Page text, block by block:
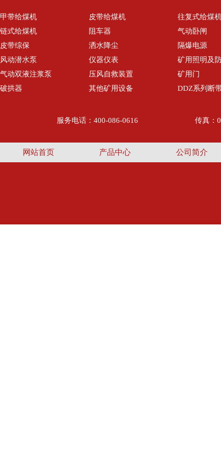
甲带给煤机 皮带给煤机
往复式给煤
链式给煤机
阻车器
气动卧闸
皮带综保
洒水降尘
隔爆电源
风动潜水泵
仪器仪表
矿用照明及
气动双液注浆泵
压风自救装置
矿用门
破拱器
其他矿用设备 DDZ系列断
服务电话：400-086-0616 传真：
网站首页 产品中心 公司简介